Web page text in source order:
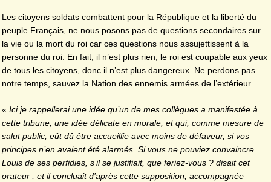
Les citoyens soldats combattent pour la République et la liberté du
peuple Français, ne nous posons pas de questions secondaires sur
la vie ou la mort du roi car ces questions nous assujettissent à la
personne du roi. En fait, il n’est plus rien, le roi est coupable aux yeux
de tous les citoyens, donc il n’est plus dangereux. Ne perdons pas
notre temps, sauvez la Nation des ennemis armées de l’extérieur.
« Ici je rappellerai une idée qu’un de mes collègues a manifestée à
cette tribune, une idée délicate en morale, et qui, comme mesure de
salut public, eût dû être accueillie avec moins de défaveur, si vos
principes n’en avaient été alarmés. Si vous ne pouviez convaincre
Louis de ses perfidies, s’il se justifiait, que feriez-vous ? disait cet
orateur ; et il concluait d’après cette supposition, accompagnée